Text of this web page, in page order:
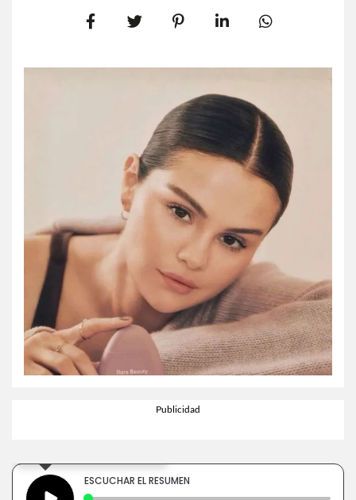
ESCUCHAR EL RESUMEN